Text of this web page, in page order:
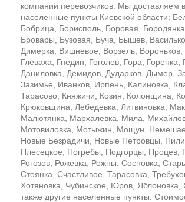
компаний перевозчиков. Мы доставляем
населенные пункты Киевской области:
Бобрица, Борисполь, Боровая,
Бровары, Бузовая, Буча, Бышев,
Димерка, Вишневое, Ворзель, Вороньков,
Глеваха, Гнедин, Гоголев, Гора, Горенка,
Даниловка, Демидов, Дударков, Дымер,
Зазимье, Иванков, Ирпень, Калиновка,
Тарасово, Княжичи, Козин, Колонщина,
Крюковщина, Лебедевка, Литвиновка,
Малютянка, Мархалевка, Мила,
Мотовиловка, Мотыжин, Мощун,
Новые Безрадичи, Новые Петровцы,
Плесецкое, Погребы, Подгорцы, Процев,
Рогозов, Рожевка, Рожны, Сосновка,
Стоянка, Счастливое, Тарасовка,
Хотяновка, Чубинское, Юров, Яблоновка,
также другие населенные пункты.